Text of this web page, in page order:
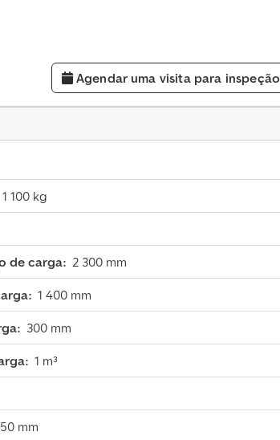
Agendar uma visita para inspeção
1 100 kg
de carga: 2 300 mm
1 400 mm
300 mm
1 m³
mm